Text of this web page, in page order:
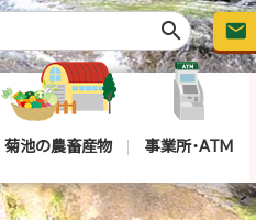
search
菊池の農畜産物 事業所･ATM